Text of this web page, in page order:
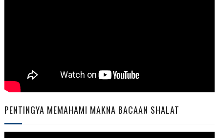
PENTINGYA MEMAHAMI MAKNA BACAAN SHALAT